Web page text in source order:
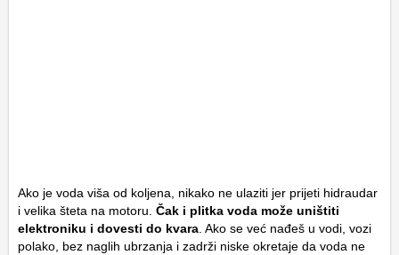
Ako je voda viša od koljena, nikako ne ulaziti jer prijeti hidraudar
i velika šteta na motoru. Čak i plitka voda može uništiti
elektroniku i dovesti do kvara . Ako se već nađeš u vodi, vozi
polako, bez naglih ubrzanja i zadrži niske okretaje da voda ne